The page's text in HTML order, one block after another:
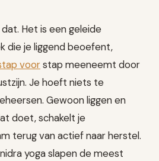
Het is een geleide
die je liggend beoefent,
voorstap meeneemt door
Je hoeft niets te
Gewoon liggen en
doet, schakelt je
terug van actief naar herstel.
yoga slapen de meest